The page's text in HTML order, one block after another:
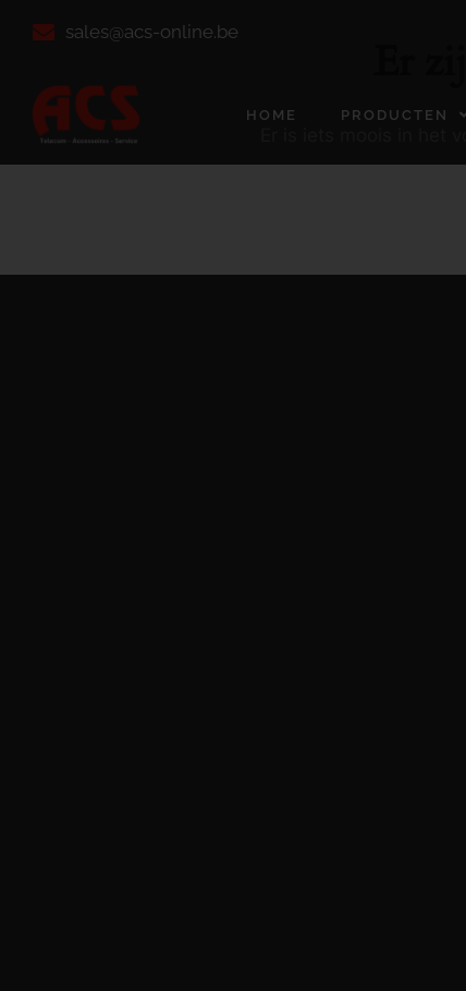
sales@acs-online.be
HOME PRODUCTEN